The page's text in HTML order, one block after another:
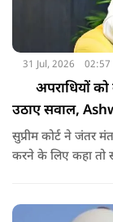
31 Jul, 2026 02:57
अपराधियों
उठाए सवाल,
सुप्रीम कोर्ट ने जंतर
करने के लिए कहा तो